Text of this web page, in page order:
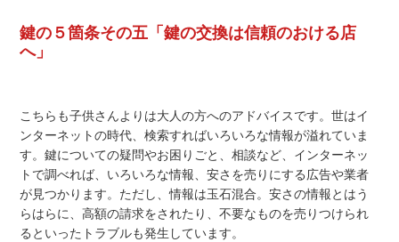
鍵の５箇条その五「鍵の交換は信頼のおける店
へ」
こちらも子供さんよりは大人の方へのアドバイスです。世はイ
ンターネットの時代、検索すればいろいろな情報が溢れていま
す。鍵についての疑問やお困りごと、相談など、インターネッ
トで調べれば、いろいろな情報、安さを売りにする広告や業者
が見つかります。ただし、情報は玉石混合。安さの情報とはう
らはらに、高額の請求をされたり、不要なものを売りつけられ
るといったトラブルも発生しています。